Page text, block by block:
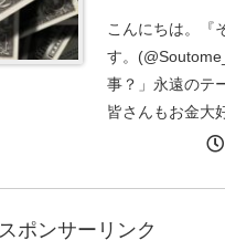
こんにちは。『
す。
事？」永遠のテ
皆さんもお金大
は当然必要で
スポンサーリンク